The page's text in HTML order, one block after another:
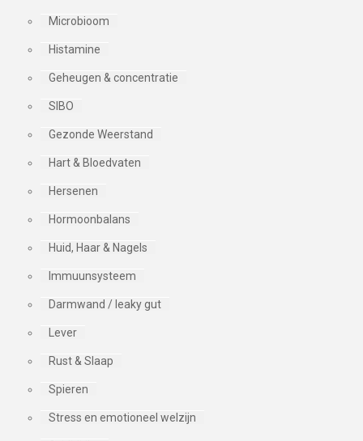
Microbioom
Histamine
Geheugen & concentratie
SIBO
Gezonde Weerstand
Hart & Bloedvaten
Hersenen
Hormoonbalans
Huid, Haar & Nagels
Immuunsysteem
Darmwand / leaky gut
Lever
Rust & Slaap
Spieren
Stress en emotioneel welzijn